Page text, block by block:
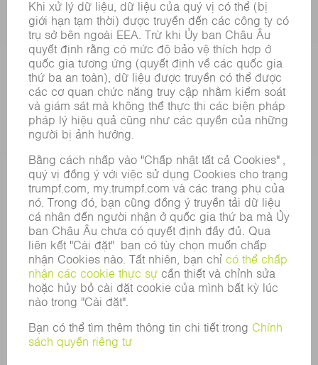
MÁY CÔNG CỤ
NHÀ MÁY THÔNG MINH
PHẦN MỀM
CÁC LOẠI HÌNH DỊCH VỤ
CÁC ỨNG DỤNG
CÁC LĨNH VỰC
DOANH NGHIỆP
SỰ NGHIỆP
VỊ TRÍ TUYỂN DỤNG
HỒ SƠ NĂNG LỰC CỦA TẬP ĐOÀN
BÁO CÁO THƯỜNG NIÊN
NGUYÊN TẮC DOANH NGHIỆP
TUÂN THỦ
HỆ THỐNG TỐ CÁO
BẢO MẬT
THÔNG CÁO BÁO CHÍ
TẠP CHÍ
TÍNH BỀN VỮNG
MÔI TRƯỜNG & KHÍ HẬU
XÃ HỘI & DOANH NGHIỆP
QUẢN LÝ DOANH NGHIỆP